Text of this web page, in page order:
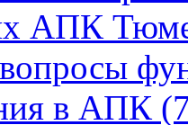
АПК
в АПК